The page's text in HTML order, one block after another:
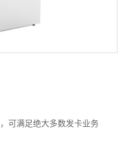
可满足绝大多数发卡业务